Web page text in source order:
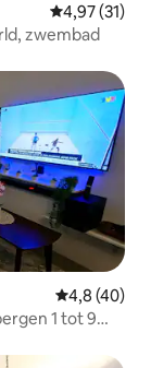
Gemiddelde
4,97 (31)
zwembad
4,8 (40)
1 tot 9